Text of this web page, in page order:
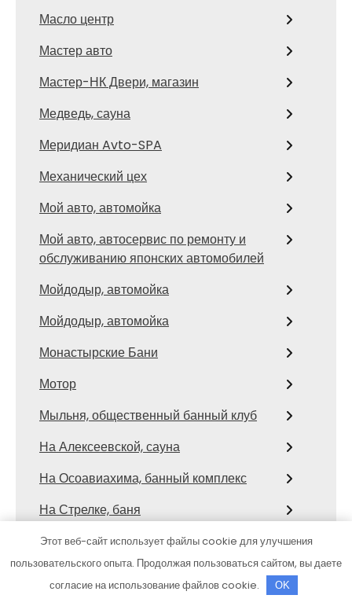
Масло центр
Мастер авто
Мастер-НК Двери, магазин
Медведь, сауна
Меридиан Avto-SPA
Механический цех
Мой авто, автомойка
Мой авто, автосервис по ремонту и
обслуживанию японских автомобилей
Мойдодыр, автомойка
Мойдодыр, автомойка
Монастырские Бани
Мотор
Мыльня, общественный банный клуб
На Алексеевской, сауна
На Осоавиахима, банный комплекс
На Стрелке, баня
На Ударников, общественная баня
Натулевна, баня
Этот веб-сайт использует файлы cookie для улучшения
пользовательского опыта. Продолжая пользоваться сайтом, вы даете
согласие на использование файлов cookie.
OK